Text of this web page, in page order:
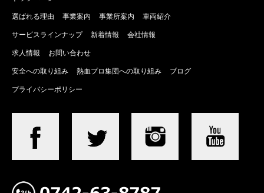
選ばれる理由 事業案内 事業所案内 車両紹介
サービスラインナップ 新着情報 会社情報
求人情報 お問い合わせ
安全への取り組み 熱血プロ集団への取り組み ブログ
プライバシーポリシー